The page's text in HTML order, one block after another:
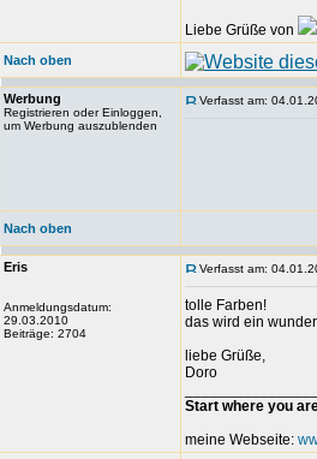
Liebe Grüße von
Nach oben
Werbung
Registrieren oder Einloggen,
um Werbung auszublenden
Verfasst am:
Nach oben
Eris
Anmeldungsdatum:
29.03.2010
Beiträge: 2704
Verfasst am:
tolle Farben!
das wird ein
liebe Grüße,
Doro
Start where you
meine Webseite: